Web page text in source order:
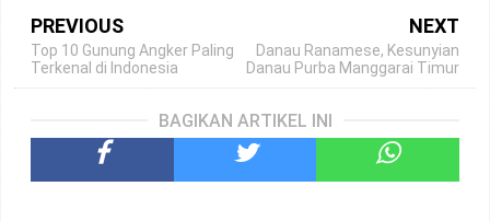
PREVIOUS
Top 10 Gunung Angker Paling
Terkenal di Indonesia
NEXT
Danau Ranamese, Kesunyian
Danau Purba Manggarai Timur
BAGIKAN ARTIKEL INI